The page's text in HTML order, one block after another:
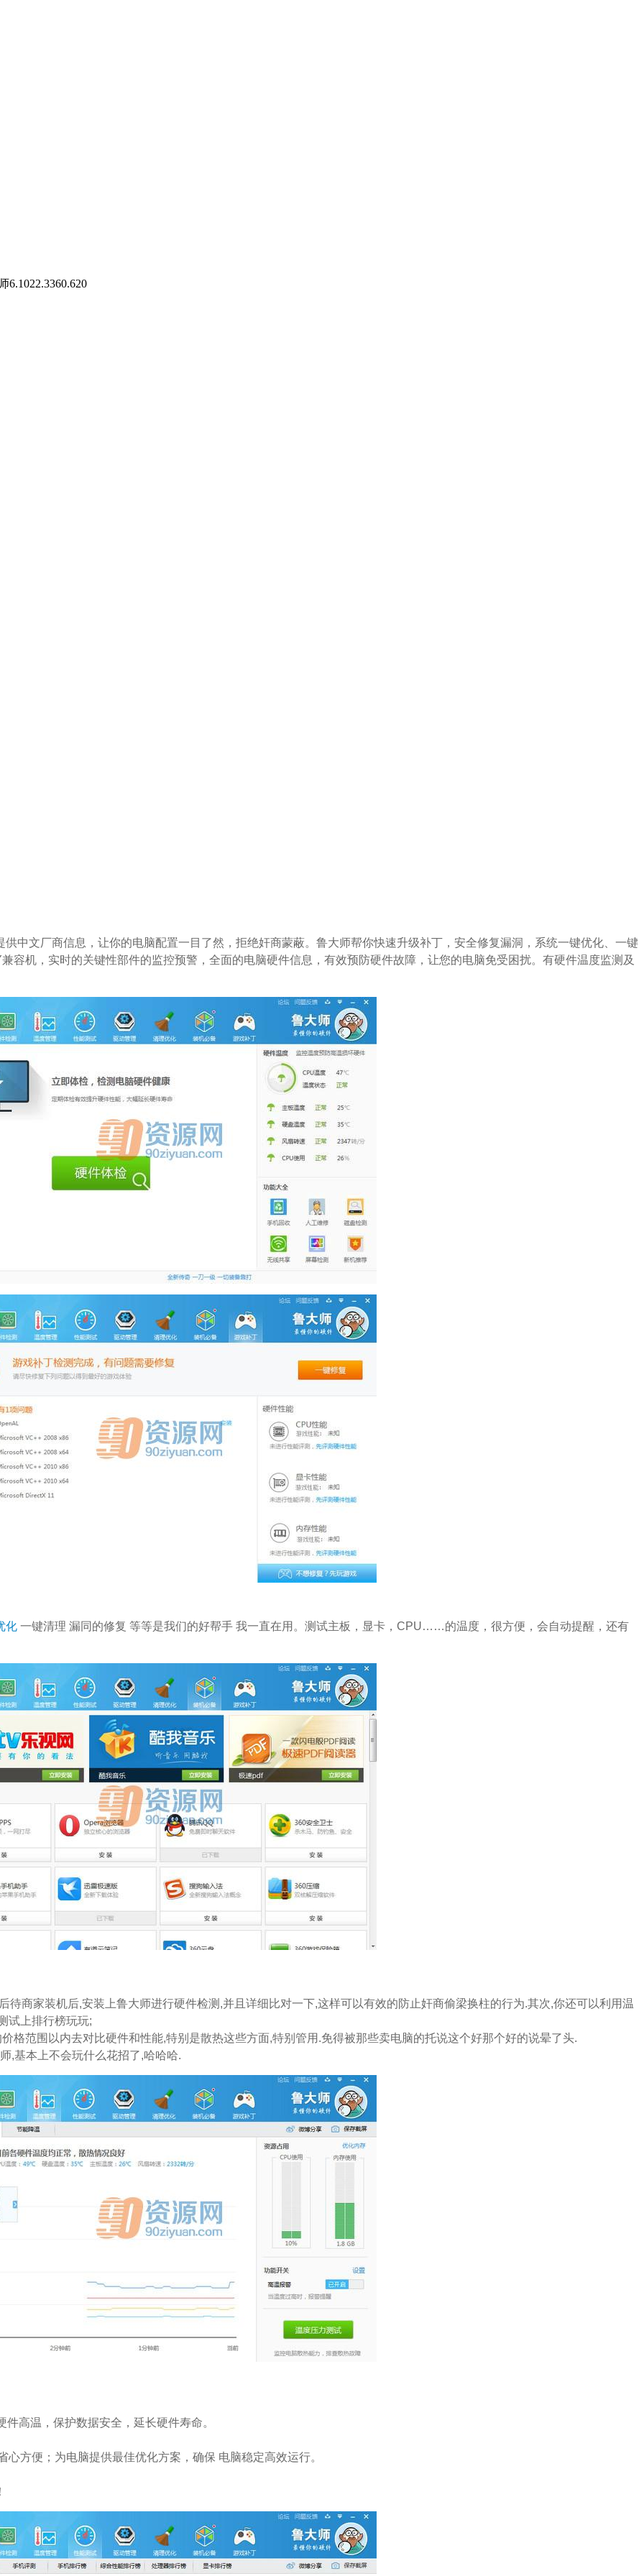
6.1022.3360.620
供中文厂商信息，让你的电脑配置一目了然，拒绝奸商蒙蔽。鲁大师帮你快速升级补丁，安全修复漏洞，系统一键优化、一键
容机，实时的关键性部件的监控预警，全面的电脑硬件信息，有效预防硬件故障，让您的电脑免受困扰。有硬件温度监测及
化 一键清理 漏同的修复 等等是我们的好帮手 我一直在用。测试主板，显卡，CPU……的温度，很方便，会自动提醒，还有
家装机后,安装上鲁大师进行硬件检测,并且详细比对一下,这样可以有效的防止奸商偷梁换柱的行为.其次,你还可以利用温
试上排行榜玩玩;
范围以内去对比硬件和性能,特别是散热这些方面,特别管用.免得被那些卖电脑的托说这个好那个好的说晕了头.
本上不会玩什么花招了,哈哈哈.
温，保护数据安全，延长硬件寿命。
便；为电脑提供最佳优化方案，确保 电脑稳定高效运行。